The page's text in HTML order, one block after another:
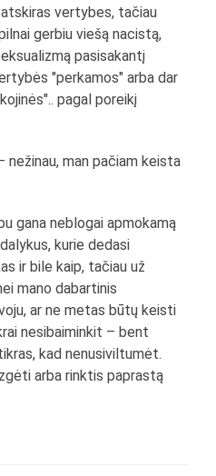
vertybes, tačiau
gerbiu viešą nacistą,
pasisakantį
"perkamos" arba dar
pagal poreikį
nežinau, man pačiam keista
gana neblogai apmokamą
kurie dedasi
ir bile kaip, tačiau už
mano dabartinis
ar ne metas būtų keisti
nesibaiminkit – bent
kad nenusiviltumėt.
arba rinktis paprastą